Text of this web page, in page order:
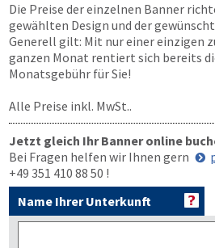
Die Preise der einzelnen Banner
gewählten Design und der
Generell gilt: Mit nur einer einzigen
ganzen Monat rentiert sich bereits
Monatsgebühr für Sie!
Alle Preise inkl. MwSt..
Jetzt gleich Ihr Banner online
Bei Fragen helfen wir Ihnen gern
+49 351 410 88 50 !
Name Ihrer Unterkunft